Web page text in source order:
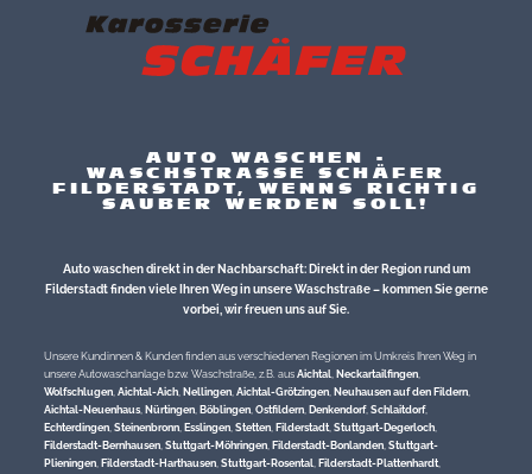
AUTO WASCHEN -
WASCHSTRASSE SCHÄFER
FILDERSTADT, WENNS RICHTIG
SAUBER WERDEN SOLL!
Auto waschen direkt in der Nachbarschaft: Direkt in der Region rund um
Filderstadt finden viele Ihren Weg in unsere Waschstraße – kommen Sie gerne
vorbei, wir freuen uns auf Sie.
Unsere Kundinnen & Kunden finden aus verschiedenen Regionen im Umkreis Ihren Weg in
unsere Autowaschanlage bzw. Waschstraße, z.B. ausAichtal Neckartailfingen
Wolfschlugen ,Aichtal-Aich Nellingen ,Aichtal-Grötzingen Neuhausen auf den Fildern
Aichtal-Neuenhaus Nürtingen Böblingen ,Ostfildern Denkendorf,Schlaitdorf,
Echterdingen ,Steinenbronn Esslingen ,Stetten Filderstadt ,Stuttgart-Degerloch
Filderstadt-Bernhausen ,Stuttgart-Möhringen Filderstadt-Bonlanden ,Stuttgart-
Plieningen Filderstadt-Harthausen ,Stuttgart-Rosental Filderstadt-Plattenhardt